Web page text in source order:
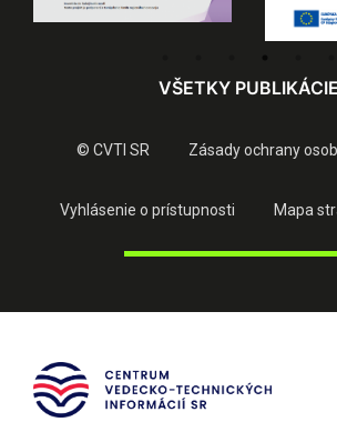
VŠETKY PUBLIKÁCIE
© CVTI SR Zásady ochrany
Vyhlásenie o prístupnosti Mapa